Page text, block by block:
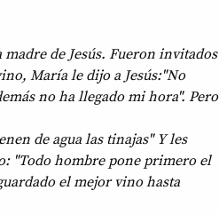
madre de Jesús. Fueron invitados
María le dijo a Jesús:"No
no ha llegado mi hora". Pero
de agua las tinajas" Y les
"Todo hombre pone primero el
el mejor vino hasta